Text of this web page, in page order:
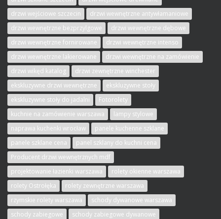
drzwi wejściowe szczecin
drzwi wewnętrzne antywłamaniowe
drzwi wewnętrzne bezprzylgowe
drzwi wewnętrzne dębowe
drzwi wewnętrzne fornirowane
drzwi wewnętrzne intenso
drzwi wewnętrzne lakierowane
drzwi wewnętrzne na zamówienie
drzwi wikęd katalog
drzwi zewnętrzne winchester
ekskluzywne drzwi wewnętrzne
ekskluzywne stoły
ekskluzywne stoły do jadalni
Fotorolety
kuchnie na zamówienie warszawa
lampy stylowe
naprawa kuchenki wrocław
panele kuchenne szklane
panele szklane cena
panel szklany do kuchni cena
Producent drzwi wewnętrznych mdf
projektowanie łazienki warszawa
rolety okienne warszawa
rolety Ostrołęka
rolety zewnętrzne warszawa
rzymskie rolety warszawa
schody dywanowe warszawa
schody zabiegowe
schody zabiegowe dywanowe